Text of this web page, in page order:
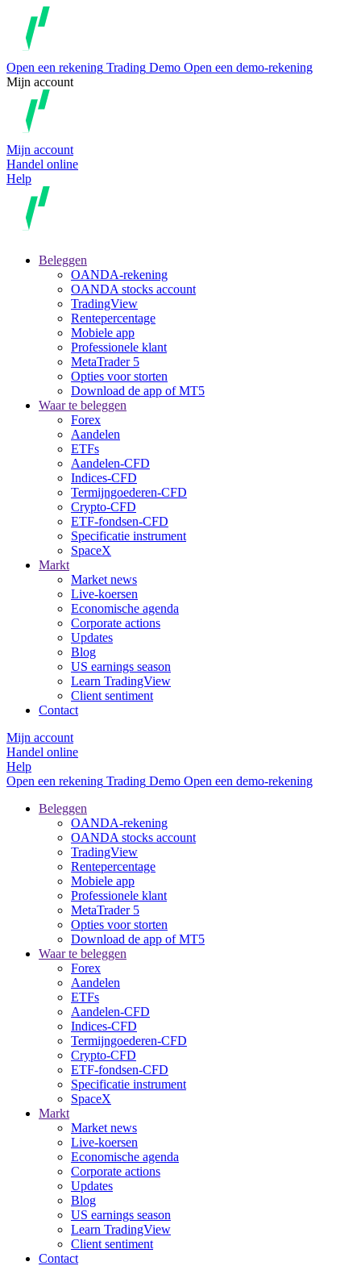
Open een rekening Trading Demo Open een demo-rekening
Mijn account
Mijn account
Handel online
Help
Beleggen
OANDA-rekening
OANDA stocks account
TradingView
Rentepercentage
Mobiele app
Professionele klant
MetaTrader 5
Opties voor storten
Download de app of MT5
Waar te beleggen
Forex
Aandelen
ETFs
Aandelen-CFD
Indices-CFD
Termijngoederen-CFD
Crypto-CFD
ETF-fondsen-CFD
Specificatie instrument
SpaceX
Markt
Market news
Live-koersen
Economische agenda
Corporate actions
Updates
Blog
US earnings season
Learn TradingView
Client sentiment
Contact
Mijn account
Handel online
Help
Open een rekening Trading Demo Open een demo-rekening
Beleggen
OANDA-rekening
OANDA stocks account
TradingView
Rentepercentage
Mobiele app
Professionele klant
MetaTrader 5
Opties voor storten
Download de app of MT5
Waar te beleggen
Forex
Aandelen
ETFs
Aandelen-CFD
Indices-CFD
Termijngoederen-CFD
Crypto-CFD
ETF-fondsen-CFD
Specificatie instrument
SpaceX
Markt
Market news
Live-koersen
Economische agenda
Corporate actions
Updates
Blog
US earnings season
Learn TradingView
Client sentiment
Contact